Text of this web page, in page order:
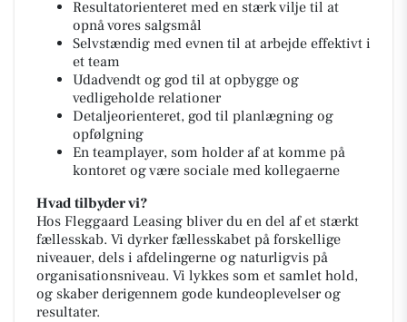
Resultatorienteret med en stærk vilje til at
opnå vores salgsmål
Selvstændig med evnen til at arbejde effektivt i
et team
Udadvendt og god til at opbygge og
vedligeholde relationer
Detaljeorienteret, god til planlægning og
opfølgning
En teamplayer, som holder af at komme på
kontoret og være sociale med kollegaerne
Hvad tilbyder vi?
Hos Fleggaard Leasing bliver du en del af et stærkt
fællesskab. Vi dyrker fællesskabet på forskellige
niveauer, dels i afdelingerne og naturligvis på
organisationsniveau. Vi lykkes som et samlet hold,
og skaber derigennem gode kundeoplevelser og
resultater.